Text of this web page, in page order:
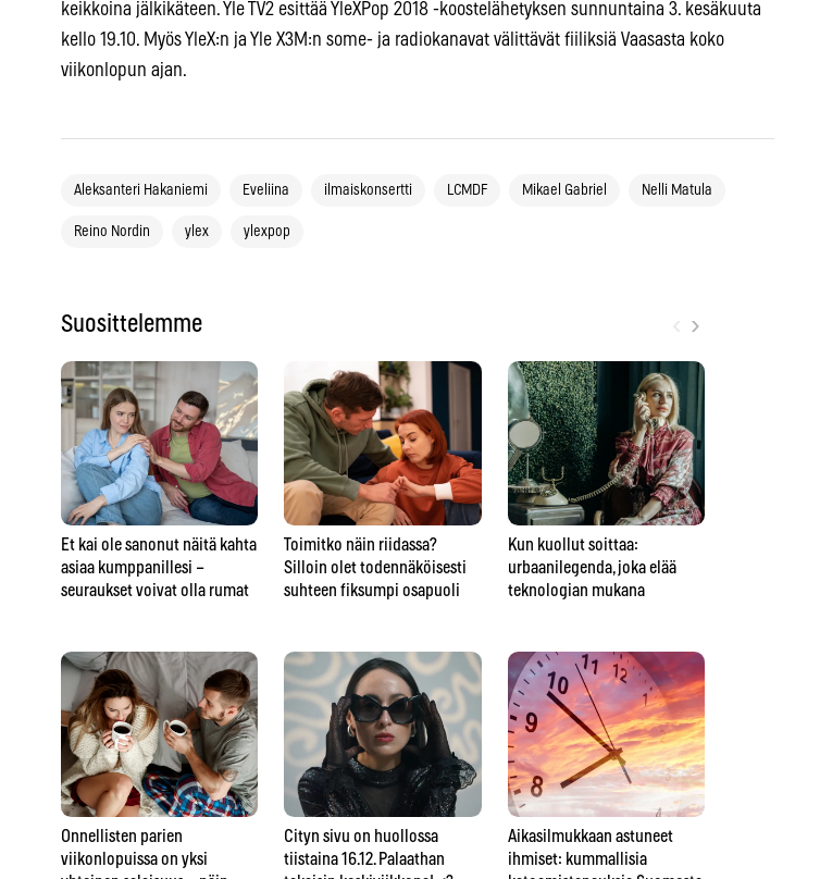
keikkoina jälkikäteen. Yle TV2 esittää YleXPop 2018 -koostelähetyksen sunnuntaina 3. kesäkuuta
kello 19.10. Myös YleX:n ja Yle X3M:n some- ja radiokanavat välittävät fiiliksiä Vaasasta koko
viikonlopun ajan.
Aleksanteri Hakaniemi Eveliina ilmaiskonsertti LCMDF Mikael Gabriel Nelli Matula
Reino Nordin ylex ylexpop
Suosittelemme ›
Et kai ole sanonut näitä kahta
asiaa kumppanillesi –
seuraukset voivat olla rumat
Onnellisten parien
viikonlopuissa on yksi
Toimitko näin riidassa?
Silloin olet todennäköisesti
suhteen fiksumpi osapuoli
Cityn sivu on huollossa
tiistaina 16.12. Palaathan
Kun kuollut soittaa:
urbaanilegenda, joka elää
teknologian mukana
Aikasilmukkaan astuneet
ihmiset: kummallisia